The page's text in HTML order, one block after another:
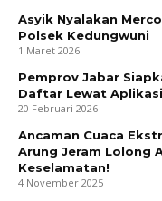
Asyik Nyalakan
Polsek Kedungwuni
1 Maret 2026
Pemprov Jabar
Daftar Lewat
20 Februari 2026
Ancaman Cuaca
Arung Jeram Lolong
Keselamatan!
4 November 2025